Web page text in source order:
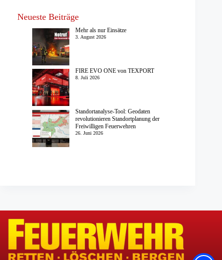
Neueste Beiträge
Mehr als nur Einsätze
3. August 2026
FIRE EVO ONE von TEXPORT
8. Juli 2026
Standortanalyse-Tool: Geodaten
revolutionieren Standortplanung der
Freiwilligen Feuerwehren
26. Juni 2026